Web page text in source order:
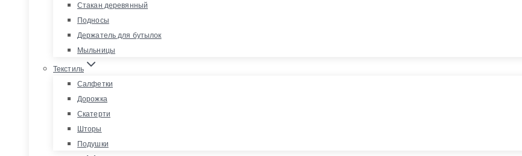
Стакан деревянный
Подносы
Держатель для бутылок
Мыльницы
Текстиль
Салфетки
Дорожка
Скатерти
Шторы
Подушки